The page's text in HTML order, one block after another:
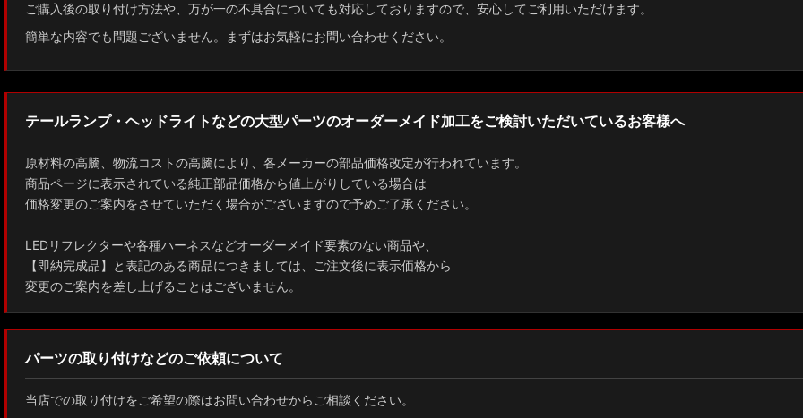
AXUH80/85 MXUA80/85 ハリアー
MXAA54 AXAH54/52 RAV4
ZVG11/ZSG10 カローラクロス
ZWE211W/ZWE214W/ZRE212W/NRE210W カローラツーリング
ZWE211H/NRE210H/NRE214H カローラスポーツ
GXPA16 MXPA12 GRヤリス
MXPH10/MXPA10/MXBA10/KSP210 ヤリス
MXPJ10/15 MXPB10/15 ヤリスクロス
ZYX10 NGX50 C-HR
ご購入後の取り付け方法や、万が一の不具合についても対応しておりますので、安心してご利用いただけます。
簡単な内容でも問題ございません。まずはお気軽にお問い合わせください。
テールランプ・ヘッドライトなどの大型パーツのオーダーメイド加工をご検討いただいているお客様へ
原材料の高騰、物流コストの高騰により、各メーカーの部品価格改定が行われています。
商品ページに表示されている純正部品価格から値上がりしている場合は
価格変更のご案内をさせていただく場合がございますので予めご了承ください。
LEDリフレクターや各種ハーネスなどオーダーメイド要素のない商品や、
【即納完成品】と表記のある商品につきましては、ご注文後に表示価格から
変更のご案内を差し上げることはございません。
パーツの取り付けなどのご依頼について
当店での取り付けをご希望の際はお問い合わせからご相談ください。